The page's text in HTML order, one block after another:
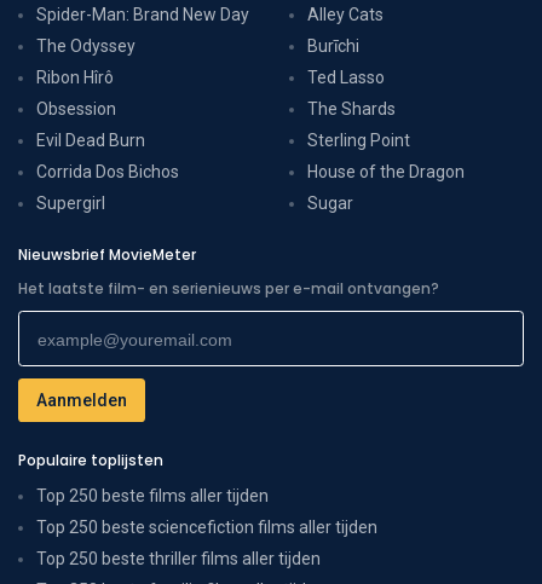
Spider-Man: Brand New Day
The Odyssey
Ribon Hîrô
Obsession
Evil Dead Burn
Corrida Dos Bichos
Supergirl
Alley Cats
Burīchi
Ted Lasso
The Shards
Sterling Point
House of the Dragon
Sugar
Nieuwsbrief MovieMeter
Het laatste film- en serienieuws per e-mail ontvangen?
Populaire toplijsten
Top 250 beste films aller tijden
Top 250 beste sciencefiction films aller tijden
Top 250 beste thriller films aller tijden